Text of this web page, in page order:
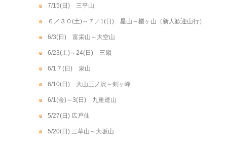
7/15(日) 三平山
６／３０(土)～７／1(日) 星山～櫃ヶ山（新人歓迎山行）
6/3(日) 富栄山～大空山
6/23(土)～24(日) 三嶺
6/1７(日) 泉山
6/10(日) 大山三ノ沢～剣ヶ峰
6/1(金)～3(日) 九重連山
5/27(日) 広戸仙
5/20(日) 三草山～大坂山